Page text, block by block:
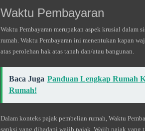
Waktu Pembayaran
Waktu Pembayaran merupakan aspek krusial dalam
rumah. Waktu Pembayaran ini menentukan kapan
atas perolehan hak atas tanah dan/atau bangunan.
Baca Juga Panduan Lengkap Rumah
Rumah!
Dalam konteks pajak pembelian rumah, Waktu
sanksi yang dihadapi wajib pajak. Wajib pajak yang